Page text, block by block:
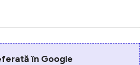
în Google